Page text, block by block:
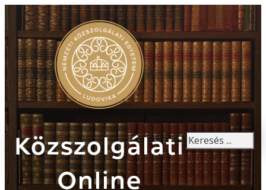
Közszolgálati
Online
Keresés